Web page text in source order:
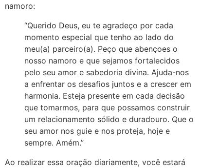
namoro:
“Querido Deus, eu te agradeço por cada
momento especial que tenho ao lado do
meu(a) parceiro(a). Peço que abençoes o
nosso namoro e que sejamos fortalecidos
pelo seu amor e sabedoria divina. Ajuda-nos
a enfrentar os desafios juntos e a crescer em
harmonia. Esteja presente em cada decisão
que tomarmos, para que possamos construir
um relacionamento sólido e duradouro. Que o
seu amor nos guie e nos proteja, hoje e
sempre. Amém.”
Ao realizar essa oração diariamente, você estará